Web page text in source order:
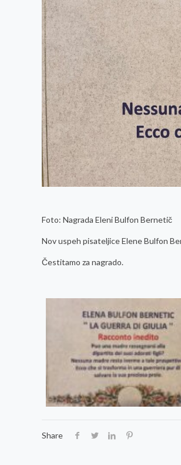
Foto: Nagrada Eleni Bulfon Bernetič
Nov uspeh pisateljice Elene Bulfon
Čestitamo za nagrado.
Share